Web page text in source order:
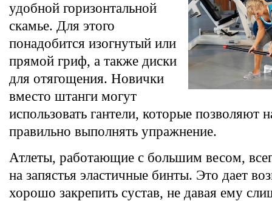
удобной горизонтальной
скамье. Для этого
понадобится изогнутый или
прямой гриф, а также диски
для отягощения. Новички
вместо штанги могут
использовать гантели, которые позволяют
правильно выполнять упражнение.
Атлеты, работающие с большим весом,
на запястья эластичные бинты. Это дает
хорошо закрепить сустав, не давая ему